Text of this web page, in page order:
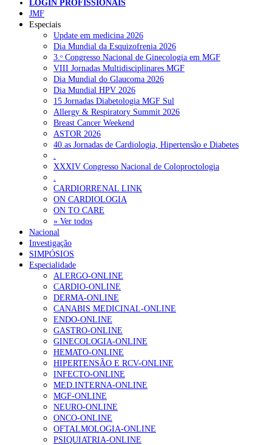
sem vínculo e sim através de empresas prestadoras de serviços também
não têm sido contemplados”, alerta o bastonário.
NOTÍCIAS RECENTES
Portugal está a formar os médicos de que precisa? 6 de Agosto,
Estudantes de Medicina representados na 79.ª World Health
Assembly 6 de Agosto, 2026
SCORA X-Change Portugal promove formação internacional
em saúde sexual e reprodutiva 6 de Agosto, 2026
ANEM reúne com coordenador do Pacto Estratégico para a
Saúde
Sindicato diz que nova carreira de médicos dentistas reforça
estabilidade no SNS
NOTÍCIAS MAIS LIDAS
Enfermagem Forense. “Da urgência ao tribunal, cada
gesto conta e cada profissional faz a diferença”
202 visualizações
Alguns milhares de utentes podem ficar sem médico de
família com nova regras do registo, alerta associação
175 visualizações
Quase quatro em cada dez doentes com enfarte
apresentavam níveis elevados de Lp(a), revela estudo
86 visualizações
LOGIN PROFISSIONAIS
JMF
Especiais
Update em medicina 2026
Dia Mundial da Esquizofrenia 2026
3.ᵒ Congresso Nacional de Ginecologia em MGF
VIII Jornadas Multidisciplinares MGF
Dia Mundial do Glaucoma 2026
Dia Mundial HPV 2026
15 Jornadas Diabetologia MGF Sul
Allergy & Respiratory Summit 2026
Breast Cancer Weekend
ASTOR 2026
40.as Jornadas de Cardiologia, Hipertensão e Diabetes
.
XXXIV Congresso Nacional de Coloproctologia
.
CARDIORRENAL LINK
ON CARDIOLOGIA
ON TO CARE
» Ver todos
Nacional
Investigação
SIMPÓSIOS
Especialidade
ALERGO-ONLINE
CARDIO-ONLINE
DERMA-ONLINE
CANABIS MEDICINAL-ONLINE
ENDO-ONLINE
GASTRO-ONLINE
GINECOLOGIA-ONLINE
HEMATO-ONLINE
HIPERTENSÃO E RCV-ONLINE
INFECTO-ONLINE
MED.INTERNA-ONLINE
MGF-ONLINE
NEURO-ONLINE
ONCO-ONLINE
OFTALMOLOGIA-ONLINE
PSIQUIATRIA-ONLINE